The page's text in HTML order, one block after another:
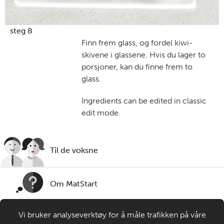
steg 8
Finn frem glass, og fordel kiwi-
skivene i glassene. Hvis du lager to
porsjoner, kan du finne frem to
glass.
Ingredients can be edited in classic
edit mode.
Til de voksne
Om MatStart
Kontakt oss
Vi bruker analyseverktøy for å måle trafikken på våre